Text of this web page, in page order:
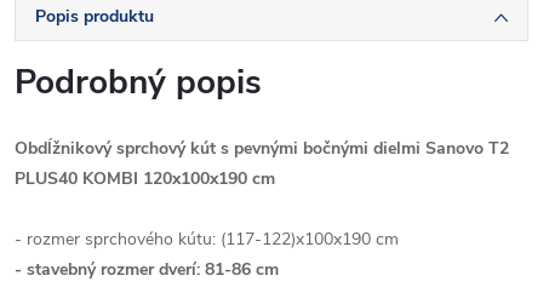
Popis produktu
Podrobný popis
Obdĺžnikový sprchový kút s pevnými bočnými dielmi Sanovo T2
PLUS40 KOMBI 120x100x190 cm
- rozmer sprchového kútu: (117-122)x100x190 cm
- stavebný rozmer dverí: 81-86 cm